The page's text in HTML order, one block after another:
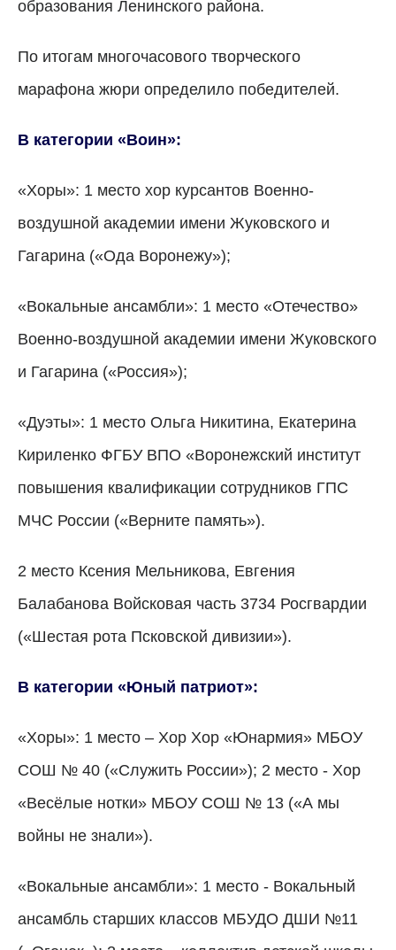
образования Ленинского района.
По итогам многочасового творческого
марафона жюри определило победителей.
В категории «Воин»:
«Хоры»: 1 место хор курсантов Военно-
воздушной академии имени Жуковского и
Гагарина («Ода Воронежу»);
«Вокальные ансамбли»: 1 место «Отечество»
Военно-воздушной академии имени Жуковского
и Гагарина («Россия»);
«Дуэты»: 1 место Ольга Никитина, Екатерина
Кириленко ФГБУ ВПО «Воронежский институт
повышения квалификации сотрудников ГПС
МЧС России («Верните память»).
2 место Ксения Мельникова, Евгения
Балабанова Войсковая часть 3734 Росгвардии
(«Шестая рота Псковской дивизии»).
В категории «Юный патриот»:
«Хоры»: 1 место – Хор Хор «Юнармия» МБОУ
СОШ № 40 («Служить России»); 2 место - Хор
«Весёлые нотки» МБОУ СОШ № 13 («А мы
войны не знали»).
«Вокальные ансамбли»: 1 место - Вокальный
ансамбль старших классов МБУДО ДШИ №11